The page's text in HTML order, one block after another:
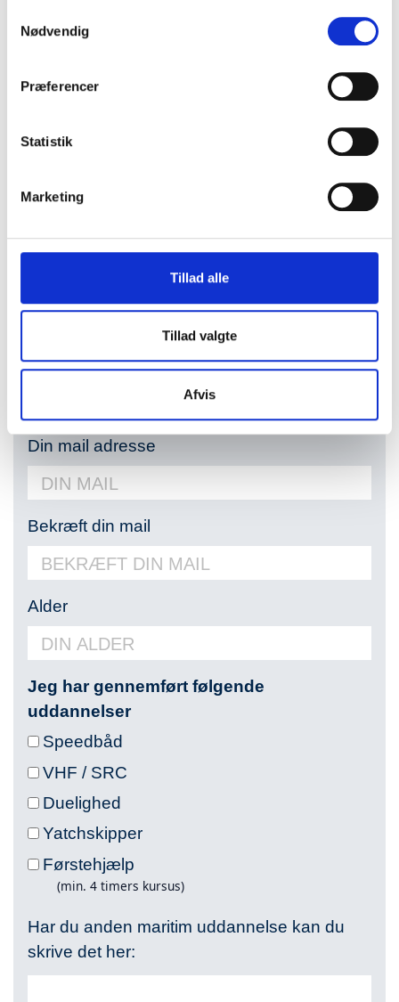
Nødvendig
Præferencer
Statistik
Marketing
Tillad alle
Tillad valgte
Afvis
Navn
By
Dit telefonnummer
Din
mail
adresse
Din mail adresse
Bekræft din mail
Alder
Jeg har gennemført følgende
uddannelser
Speedbåd
VHF / SRC
Duelighed
Yatchskipper
Førstehjælp
(min. 4 timers kursus)
Har du anden maritim uddannelse kan du
skrive det her: